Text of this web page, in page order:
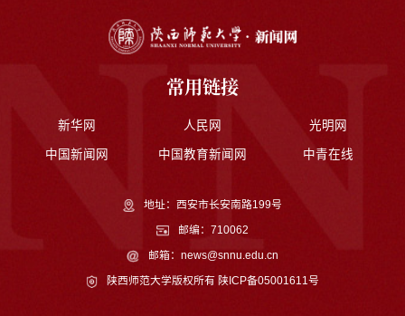
常用链接
新华网 人民网 光明网
中国新闻网 中国教育新闻网 中青在线
地址：西安市长安南路199号
邮编：710062
邮箱：news@snnu.edu.cn
陕西师范大学版权所有 陕ICP备05001611号